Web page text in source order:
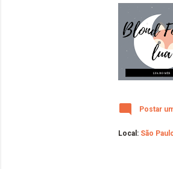
Postar
Local: São